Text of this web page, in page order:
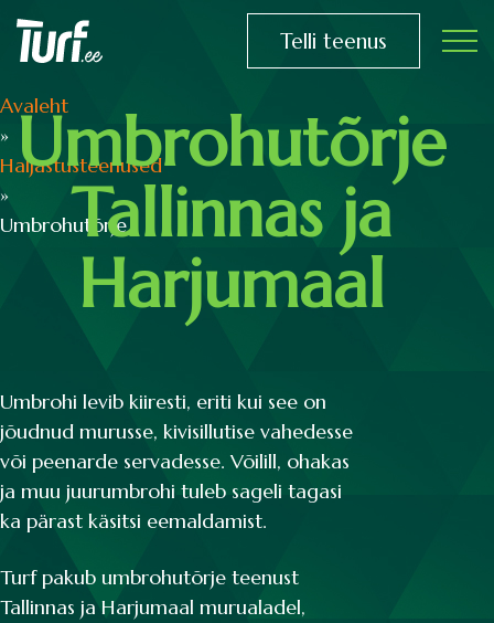
Telli teenus
Avaleht
»
Haljastusteenused
»
Umbrohutõrje
Umbrohutõrje
Tallinnas ja
Harjumaal
Umbrohi levib kiiresti, eriti kui see on
jõudnud murusse, kivisillutise vahedesse
või peenarde servadesse. Võilill, ohakas
ja muu juurumbrohi tuleb sageli tagasi
ka pärast käsitsi eemaldamist.
Turf pakub umbrohutõrje teenust
Tallinnas ja Harjumaal murualadel,